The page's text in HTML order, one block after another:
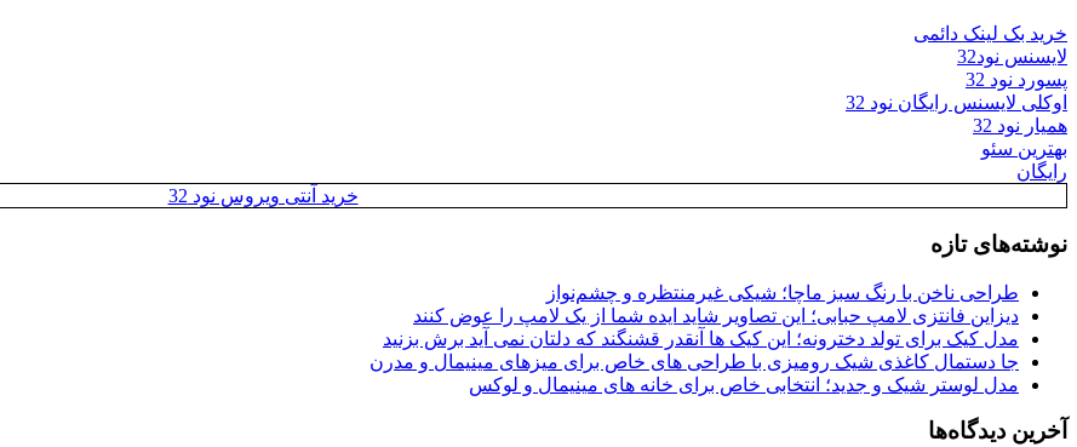
خرید بک لینک دائمی
لایسنس نود32
پسورد نود 32
اوکلی لایسنس رایگان نود 32
همیار نود 32
بهترین سئو
رایگان
خرید آنتی ویروس نود 32
نوشته‌های تازه
طراحی ناخن با رنگ سبز ماچا؛ شیکی غیرمنتظره و چشم‌نواز
دیزاین فانتزی لامپ حبابی؛ این تصاویر شاید ایده شما از یک لامپ را عوض کنند
مدل کیک برای تولد دخترونه؛ این کیک ها آنقدر قشنگند که دلتان نمی آید برش بزنید
جا دستمال کاغذی شیک رومیزی با طراحی های خاص برای میزهای مینیمال و مدرن
مدل لوستر شیک و جدید؛ انتخابی خاص برای خانه های مینیمال و لوکس
آخرین دیدگاه‌ها